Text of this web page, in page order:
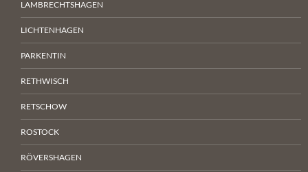
LAMBRECHTSHAGEN
LICHTENHAGEN
PARKENTIN
RETHWISCH
RETSCHOW
ROSTOCK
RÖVERSHAGEN